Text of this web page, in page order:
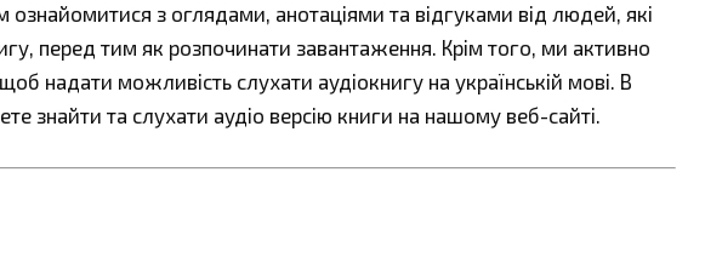
з оглядами, анотаціями та відгуками від людей, які
перед тим як розпочинати завантаження. Крім того, ми активно
надати можливість слухати аудіокнигу на українській мові. В
знайти та слухати аудіо версію книги на нашому веб-сайті.